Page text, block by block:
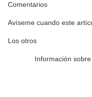
Comentarios
Avíseme cuando este
Los otros
Información